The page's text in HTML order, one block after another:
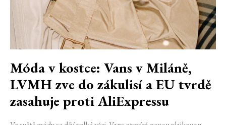
Móda v kostce: Vans v Miláně,
LVMH zve do zákulisí a EU tvrdě
zasahuje proti AliExpressu